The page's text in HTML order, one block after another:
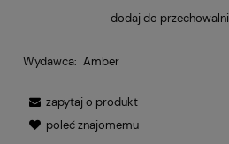
dodaj do przechowalni
Wydawca: Amber
zapytaj o produkt
poleć znajomemu